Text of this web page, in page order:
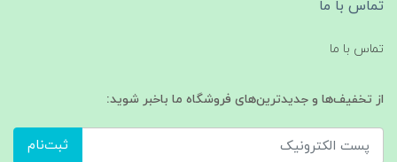
تماس با ما
تماس با ما
از تخفیف‌ها و جدیدترین‌های فروشگاه ما باخبر شوید:
ثبت‌نام